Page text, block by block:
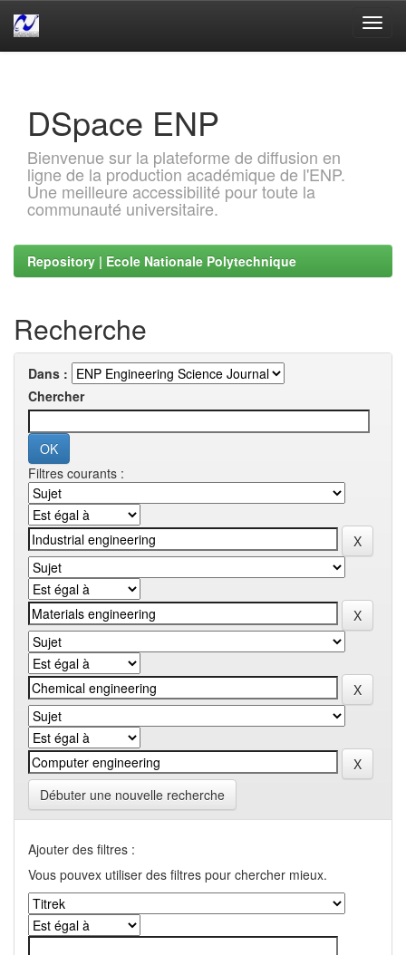
DSpace ENP
Bienvenue sur la plateforme de diffusion en
ligne de la production académique de l'ENP.
Une meilleure accessibilité pour toute la
communauté universitaire.
Repository | Ecole Nationale Polytechnique
Recherche
Dans :
Chercher
Filtres courants :
Débuter une nouvelle recherche
Ajouter des filtres :
Vous pouvex utiliser des filtres pour chercher mieux.